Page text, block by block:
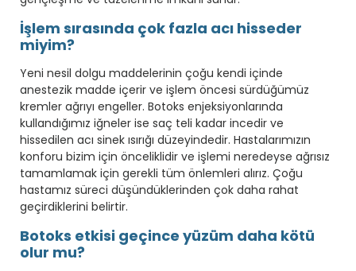
İşlem sırasında çok fazla acı hisseder
miyim?
Yeni nesil dolgu maddelerinin çoğu kendi içinde
anestezik madde içerir ve işlem öncesi sürdüğümüz
kremler ağrıyı engeller. Botoks enjeksiyonlarında
kullandığımız iğneler ise saç teli kadar incedir ve
hissedilen acı sinek ısırığı düzeyindedir. Hastalarımızın
konforu bizim için önceliklidir ve işlemi neredeyse ağrısız
tamamlamak için gerekli tüm önlemleri alırız. Çoğu
hastamız süreci düşündüklerinden çok daha rahat
geçirdiklerini belirtir.
Botoks etkisi geçince yüzüm daha kötü
olur mu?